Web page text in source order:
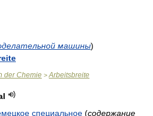
машины)
der Chemie > Arbeitsbreite
специальное (содержание